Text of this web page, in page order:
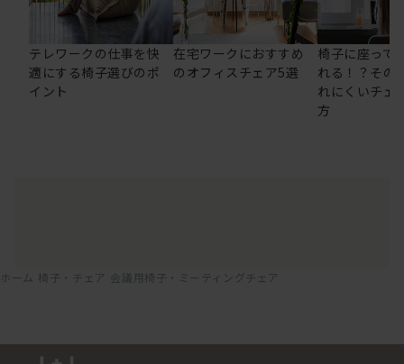
テレワークの仕事を快
適にする椅子選びのポ
イント
在宅ワークにおすすめ
のオフィスチェア5選
椅子に座って
れる！？その
れにくいチェ
方
ホーム 椅子・チェア 会議用椅子・ミーティングチェア